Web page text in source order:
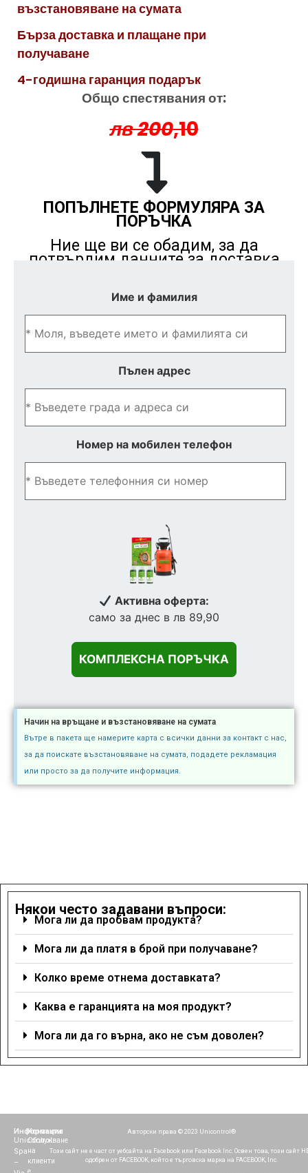
възстановяване на сумата
Бърза доставка и плащане при
получаване
4-годишна гаранция подарък
Общо спестявания от:
лв 200,10
ПОПЪЛНЕТЕ ФОРМУЛЯРА ЗА
ПОРЪЧКА
Ние ще ви се обадим, за да
потвърдим данните за доставка
Име и фамилия
Пълен адрес
Номер на мобилен телефон
Активна оферта:
само за днес в лв 89,90
Начин на връщане и възстановяване на сумата
Вътре в пакета ще намерите карта с всички данни за контакт с нас,
за да поискате възстановяване на сумата, подадете рекламация
или просто за да получите информация.
Някои често задавани въпроси:
Мога ли да пробвам продукта?
Мога ли да платя в брой при получаване?
Колко време отнема доставката?
Каква е гаранцията на моя продукт?
Мога ли да го върна, ако не съм доволен?
Информация
Unicontrol
Spa
–
Контакти
Обслужване
на
клиенти
Авторски права © 2023 Unicontrol®
Този сайт не е част от уебсайта на Facebook или Facebook Inc. Освен това, този сайт
одобрен от FACEBOOK, който е търговска марка на FACEBOOK, Inc.